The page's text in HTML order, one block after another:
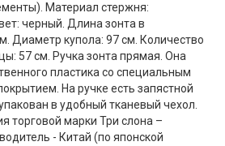
Материал стержня:
черный. Длина зонта в
Диаметр купола: 97 см. Количество
57 см. Ручка зонта прямая. Она
пластика со специальным
На ручке есть запястной
в удобный тканевый чехол.
торговой марки Три слона –
- Китай (по японской